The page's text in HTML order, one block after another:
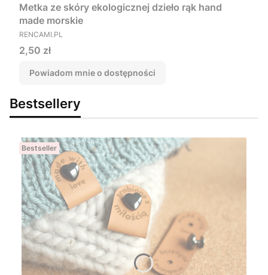
Metka ze skóry ekologicznej dzieło rąk hand
made morskie
PRODUCENT
RENCAMI.PL
Cena
2,50 zł
Powiadom mnie o dostępności
Bestsellery
Bestseller